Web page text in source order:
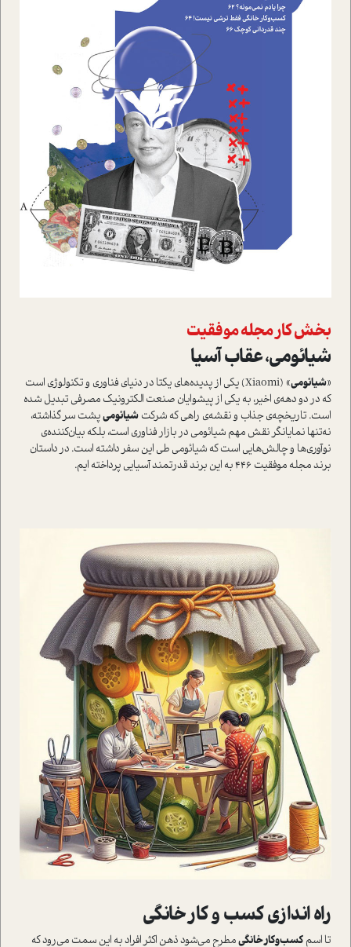
بخش کار مجله موفقیت
شیائومی، عقاب آسیا
«شیائومی
» (Xiaomi) یکی از پدیده‌های یکتا در دنیای فناوری و تکنولوژی است
که در دو دهه‌ی اخیر، به یکی از پیشوایان صنعت الکترونیک مصرفی تبدیل شده
است. تاریخچه‌ی جذاب و نقشه‌ی راهی که شرکت شیائومیپشت سر گذاشته،
نه‌تنها نمایانگر نقش مهم شیائومی در بازار فناوری است، بلکه بیان‌کننده‌ی
نوآوری‌ها و چالش‌هایی است که شیائومی طی این سفر داشته است. در داستان
برند مجله موفقیت 446 به این برند قدرتمند آسیایی پرداخته ایم.
راه اندازی کسب و کار خانگی
تا اسم کسب‌و‌کار خانگیمطرح می‌شود ذهن اکثر افراد به این سمت می‌رود که